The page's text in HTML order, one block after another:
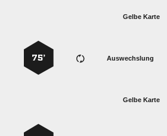
Gelbe Karte
Auswechslung
75’
Gelbe Karte